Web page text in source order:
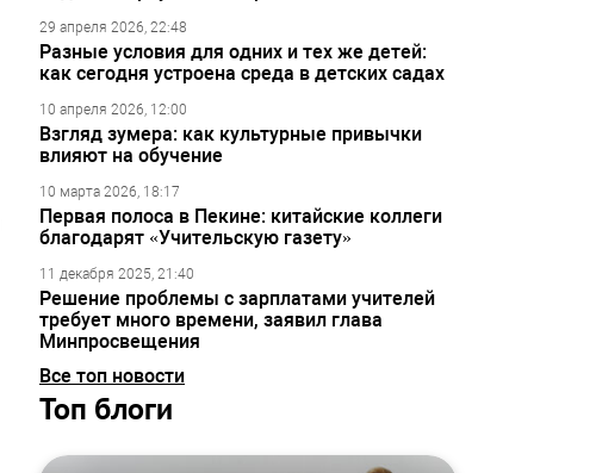
29 апреля 2026, 22:48
Разные условия для одних и тех же детей:
как сегодня устроена среда в детских садах
10 апреля 2026, 12:00
Взгляд зумера: как культурные привычки
влияют на обучение
10 марта 2026, 18:17
Первая полоса в Пекине: китайские коллеги
благодарят «Учительскую газету»
11 декабря 2025, 21:40
Решение проблемы с зарплатами учителей
требует много времени, заявил глава
Минпросвещения
Все топ новости
Топ блоги